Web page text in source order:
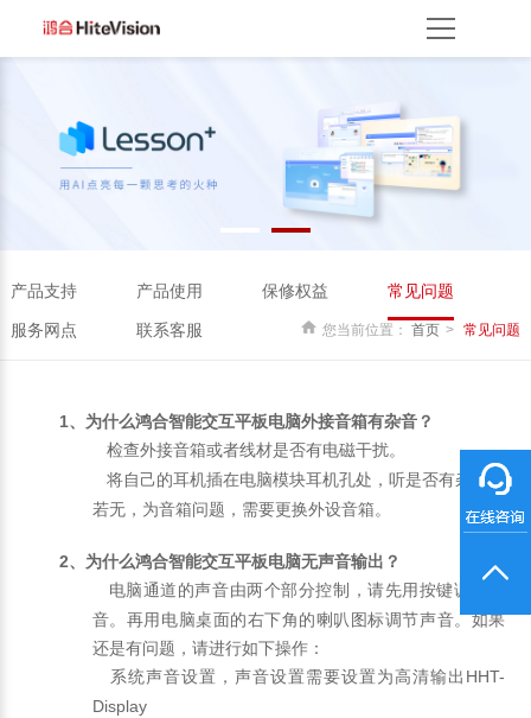
产品方案
关于鸿合
企业动态
联系我们
监督举报
鸿合海外
产品支持 产品使用 保修权益 常见问题
服务网点 联系客服 您当前位置： 首页 常见问题
1、为什么鸿合智能交互平板电脑外接音箱有杂音？
检查外接音箱或者线材是否有电磁干扰。
将自己的耳机插在电脑模块耳机孔处，听是否有杂音，
若无，为音箱问题，需要更换外设音箱。
2、为什么鸿合智能交互平板电脑无声音输出？
电脑通道的声音由两个部分控制，请先用按键调大声
音。再用电脑桌面的右下角的喇叭图标调节声音。如果
还是有问题，请进行如下操作：
系统声音设置，声音设置需要设置为高清输出HHT-
Display